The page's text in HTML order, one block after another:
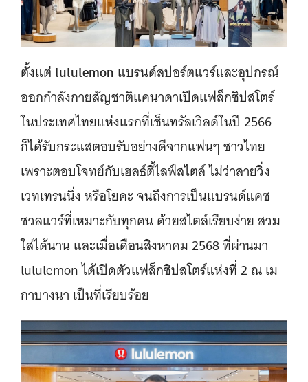
ตั้งแต่ lululemon แบรนด์สปอร์ตแวร์และอุปกรณ์
ออกกำลังกายสัญชาติแคนาดาเปิดแฟล็กชิปสโตร์
ในประเทศไทยแห่งแรกที่เซ็นทรัลเวิลด์ในปี 2566
ก็ได้รับกระแสตอบรับอย่างดีจากแฟนๆ ชาวไทย
เพราะตอบโจทย์กับเฮลธ์ตี้ไลฟ์สไตล์ ไม่ว่าสายวิ่ง
เวทเทรนนิ่ง หรือโยคะ จนถึงการเป็นแบรนด์แคช
ชวลแวร์ที่เหมาะกับทุกคน ด้วยสไตล์เรียบง่าย สวม
ใส่ได้นาน และเมื่อเดือนสิงหาคม 2568 ที่ผ่านมา
lululemon ได้เปิดตัวแฟล็กชิปสโตร์แห่งที่ 2 ณ เม
กาบางนา เป็นที่เรียบร้อย